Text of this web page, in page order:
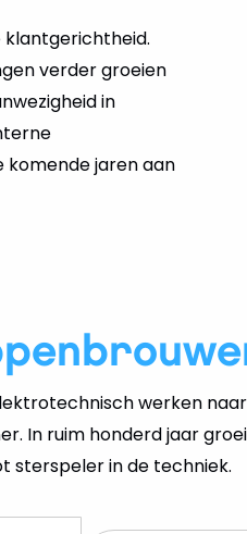
klantgerichtheid.
verder groeien
in
komende jaren aan
werken
In ruim honderd jaar
sterspeler in de techniek.